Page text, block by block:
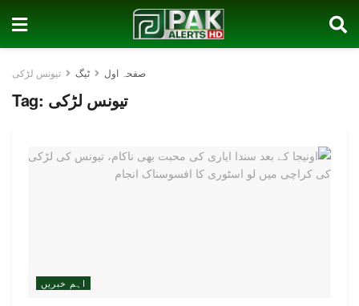
صفحہ اول ٹیگ تیونس لڑکی
Tag: تیونس لڑکی
اہم خبریں